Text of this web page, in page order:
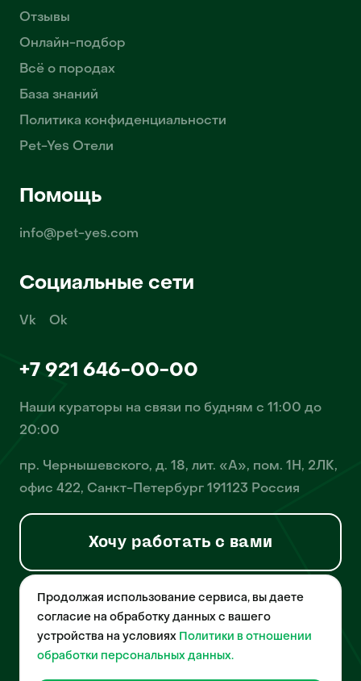
Отзывы
Онлайн-подбор
Всё о породах
База знаний
Политика конфиденциальности
Pet-Yes Отели
Помощь
info@pet-yes.com
Социальные сети
Vk Ok
+7 921 646-00-00
Наши кураторы на связи по будням с 11:00 до
20:00
пр. Чернышевского, д. 18, лит. «А», пом. 1Н, 2ЛК,
офис 422, Санкт-Петербург 191123 Россия
Хочу работать с вами
© 2026 Pet-Yes. ООО «Биржа домашних животных «Пет-Ес»
осуществляет деятельность в области информационных
технологий, деятельность по разработке и эксплуатации
собственного программного обеспечения, деятельность
порталов в информационно-коммуникационной сети Интернет и
Продолжая использование сервиса, вы даете
согласие на обработку данных с вашего
устройства на условиях Политики в отношении
обработки персональных данных.